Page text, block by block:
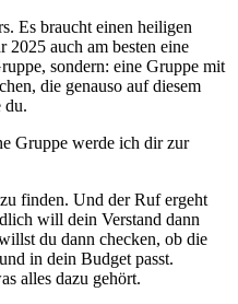
Es braucht einen heiligen
2025 auch am besten eine
sondern: eine Gruppe mit
die genauso auf diesem
du.
Gruppe werde ich dir zur
finden. Und der Ruf ergeht
will dein Verstand dann
du dann checken, ob die
in dein Budget passt.
alles dazu gehört.